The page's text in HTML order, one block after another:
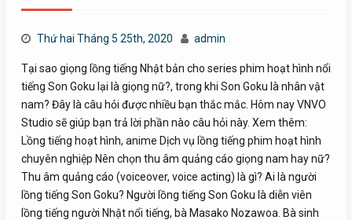
Thứ hai Tháng 5 25th, 2020 admin
Tại sao giọng lồng tiếng Nhật bản cho series phim hoạt hình nổi
tiếng Son Goku lại là giọng nữ?, trong khi Son Goku là nhân vật
nam? Đây là câu hỏi được nhiều bạn thắc mắc. Hôm nay VNVO
Studio sẽ giúp bạn trả lời phần nào câu hỏi này. Xem thêm:
Lồng tiếng hoạt hình, anime Dịch vụ lồng tiếng phim hoạt hình
chuyên nghiệp Nên chọn thu âm quảng cáo giọng nam hay nữ?
Thu âm quảng cáo (voiceover, voice acting) là gì? Ai là người
lồng tiếng Son Goku? Người lồng tiếng Son Goku là diễn viên
lồng tiếng người Nhật nổi tiếng, bà Masako Nozawoa. Bà sinh